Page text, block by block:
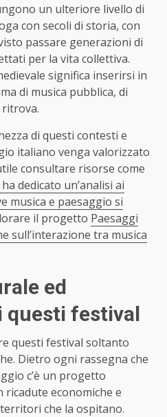
un ulteriore livello di
con secoli di storia, con
passare generazioni di
per la vita collettiva.
significa inserirsi in
di musica pubblica, di
ritrova.
di questi contesti e
italiano venga valorizzato
consultare risorse come
dedicato un’analisi ai
musica e paesaggio si
il progetto Paesaggi
sull’interazione tra musica
ed
questi festival
questi festival soltanto
Dietro ogni rassegna che
c’è un progetto
ricadute economiche e
che la ospitano.